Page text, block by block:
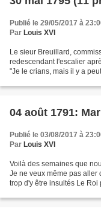
Publié le 29/05/2017 à
Par Louis XVI
Le sieur Breuillard,
redescendant l'escalier
"Je le crians, mais il y a
04 août 1791:
Publié le 03/08/2017 à
Par Louis XVI
Voilà des semaines que
Je ne veux même pas aller
trop d'y être insultés Le